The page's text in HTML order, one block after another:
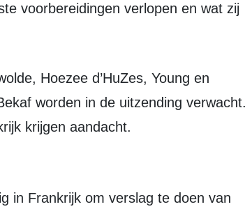
voorbereidingen verlopen en wat zij
worden in de uitzending verwacht.
krijgen aandacht.